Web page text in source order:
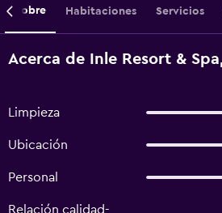
Sobre Habitaciones Servicios
Acerca de Inle Resort &
Limpieza
Ubicación
Personal
Relación calidad-